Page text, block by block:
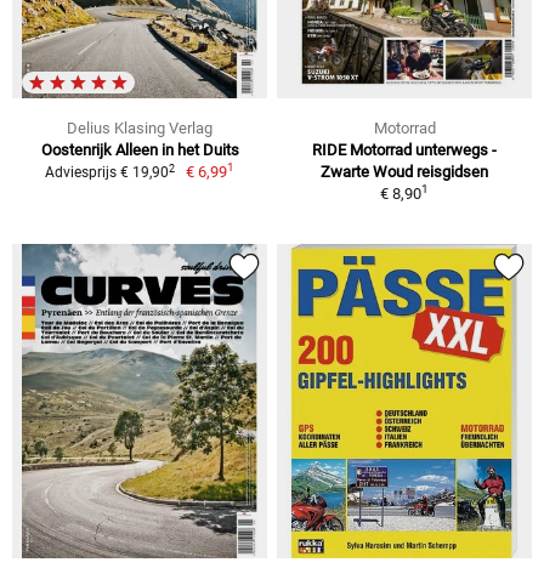
Delius Klasing Verlag
Oostenrijk Alleen in het Duits
Adviesprijs € 19,902 € 6,991
Motorrad
RIDE Motorrad unterwegs -
Zwarte Woud reisgidsen
€ 8,901